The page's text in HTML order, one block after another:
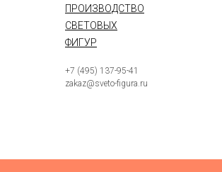
ПРОИЗВОДСТВО
СВЕТОВЫХ
ФИГУР
+7 (495) 137-95-41
zakaz@sveto-figura.ru